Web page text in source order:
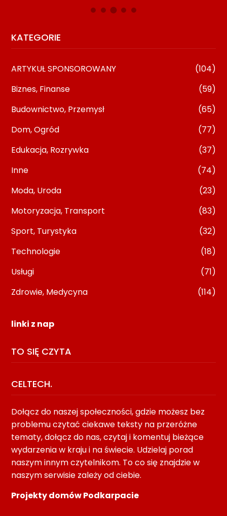
KATEGORIE
ARTYKUŁ SPONSOROWANY
(104)
Biznes, Finanse
(59)
Budownictwo, Przemysł
(65)
Dom, Ogród
(77)
Edukacja, Rozrywka
(37)
Inne
(74)
Moda, Uroda
(23)
Motoryzacja, Transport
(83)
Sport, Turystyka
(32)
Technologie
(18)
Usługi
(71)
Zdrowie, Medycyna
(114)
linki z nap
TO SIĘ CZYTA
CELTECH.
Dołącz do naszej społeczności, gdzie możesz bez
problemu czytać ciekawe teksty na przeróżne
tematy, dołącz do nas, czytaj i komentuj bieżące
wydarzenia w kraju i na świecie. Udzielaj porad
naszym innym czytelnikom. To co się znajdzie w
naszym serwisie zależy od ciebie.
Projekty domów Podkarpacie